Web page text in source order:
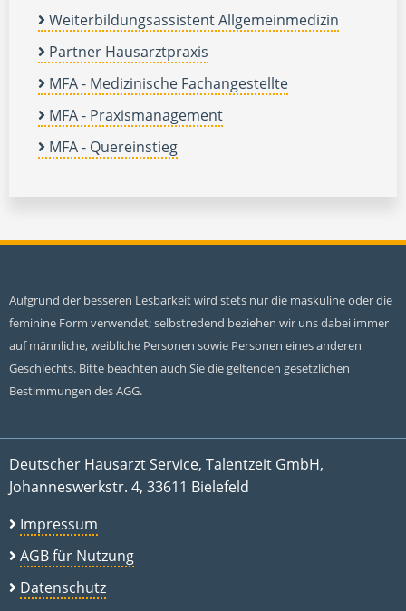
Weiterbildungsassistent Allgemeinmedizin
Partner Hausarztpraxis
MFA - Medizinische Fachangestellte
MFA - Praxismanagement
MFA - Quereinstieg
Aufgrund der besseren Lesbarkeit wird stets nur die maskuline oder die
feminine Form verwendet; selbstredend beziehen wir uns dabei immer
auf männliche, weibliche Personen sowie Personen eines anderen
Geschlechts. Bitte beachten auch Sie die geltenden gesetzlichen
Bestimmungen des AGG.
Deutscher Hausarzt Service, Talentzeit GmbH,
Johanneswerkstr. 4, 33611 Bielefeld
Impressum
AGB für Nutzung
Datenschutz